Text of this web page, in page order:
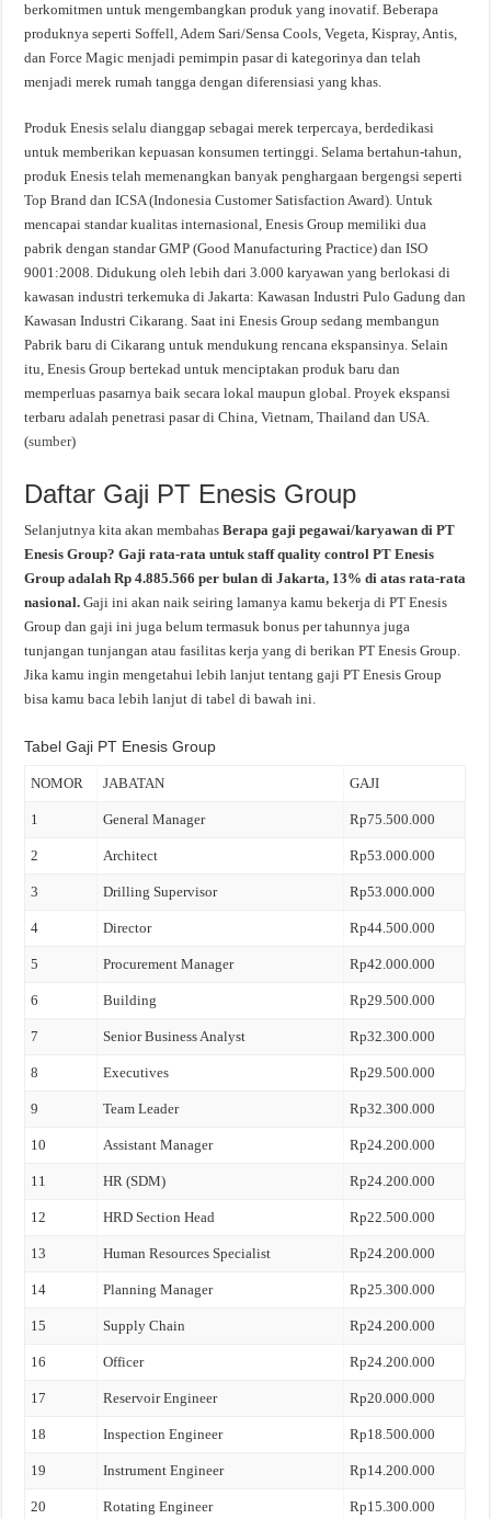
berkomitmen untuk mengembangkan produk yang inovatif. Beberapa
produknya seperti Soffell, Adem Sari/Sensa Cools, Vegeta, Kispray, Antis,
dan Force Magic menjadi pemimpin pasar di kategorinya dan telah
menjadi merek rumah tangga dengan diferensiasi yang khas.
Produk Enesis selalu dianggap sebagai merek terpercaya, berdedikasi
untuk memberikan kepuasan konsumen tertinggi. Selama bertahun-tahun,
produk Enesis telah memenangkan banyak penghargaan bergengsi seperti
Top Brand dan ICSA (Indonesia Customer Satisfaction Award). Untuk
mencapai standar kualitas internasional, Enesis Group memiliki dua
pabrik dengan standar GMP (Good Manufacturing Practice) dan ISO
9001:2008. Didukung oleh lebih dari 3.000 karyawan yang berlokasi di
kawasan industri terkemuka di Jakarta: Kawasan Industri Pulo Gadung dan
Kawasan Industri Cikarang. Saat ini Enesis Group sedang membangun
Pabrik baru di Cikarang untuk mendukung rencana ekspansinya. Selain
itu, Enesis Group bertekad untuk menciptakan produk baru dan
memperluas pasarnya baik secara lokal maupun global. Proyek ekspansi
terbaru adalah penetrasi pasar di China, Vietnam, Thailand dan USA.
(sumber)
Daftar Gaji PT Enesis Group
Selanjutnya kita akan membahasBerapa gaji pegawai/karyawan di PT
Enesis Group? Gaji rata-rata untuk staff quality control PT Enesis
Group adalah Rp 4.885.566 per bulan di Jakarta, 13% di atas rata-rata
nasional.Gaji ini akan naik seiring lamanya kamu bekerja di PT Enesis
Group dan gaji ini juga belum termasuk bonus per tahunnya juga
tunjangan tunjangan atau fasilitas kerja yang di berikan PT Enesis Group.
Jika kamu ingin mengetahui lebih lanjut tentang gaji PT Enesis Group
bisa kamu baca lebih lanjut di tabel di bawah ini.
Tabel Gaji PT Enesis Group
NOMOR JABATAN GAJI
1 General Manager Rp75.500.000
2 Architect Rp53.000.000
3 Drilling Supervisor Rp53.000.000
4 Director Rp44.500.000
5 Procurement Manager Rp42.000.000
6 Building Rp29.500.000
7 Senior Business Analyst Rp32.300.000
8 Executives Rp29.500.000
9 Team Leader Rp32.300.000
10 Assistant Manager Rp24.200.000
11 HR (SDM) Rp24.200.000
12 HRD Section Head Rp22.500.000
13 Human Resources Specialist Rp24.200.000
14 Planning Manager Rp25.300.000
15 Supply Chain Rp24.200.000
16 Officer Rp24.200.000
17 Reservoir Engineer Rp20.000.000
18 Inspection Engineer Rp18.500.000
19 Instrument Engineer Rp14.200.000
20 Rotating Engineer Rp15.300.000